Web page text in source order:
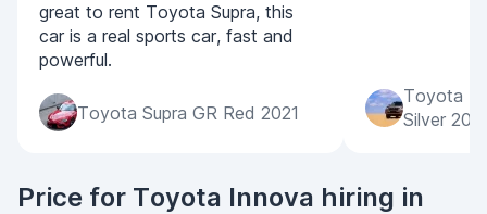
great to rent Toyota Supra, this
car is a real sports car, fast and
powerful.
Toyota Supra GR Red 2021
Toyota
Silver
Price for Toyota Innova hiring in